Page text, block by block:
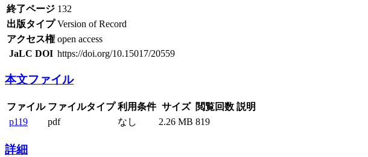
終了ページ 132
出版タイプ Version of Record
アクセス権 open access
JaLC DOI https://doi.org/10.15017/20559
本文ファイル
ファイル ファイルタイプ 利用条件 サイズ 閲覧回数 説明
p119
pdf なし 2.26 MB 819
詳細